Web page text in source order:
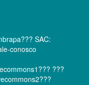
SAC:
conosco
???